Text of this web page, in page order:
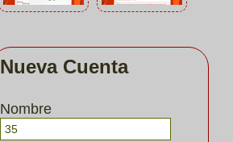
Nueva Cuenta
Nombre